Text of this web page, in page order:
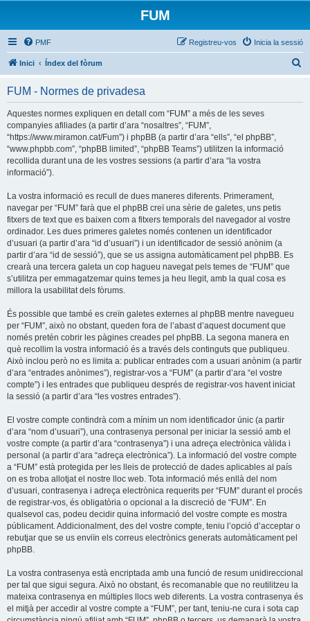
FUM
PMF Inicia la sessió
Registreu-vos
Inici Índex del fòrum
FUM - Normes de privadesa
Aquestes normes expliquen en detall com “FUM” a més de les seves
companyies afiliades (a partir d’ara “nosaltres”, “FUM”,
“https://www.miramon.cat/Fum”) i phpBB (a partir d’ara “ells”, “el phpBB”,
“www.phpbb.com”, “phpBB limited”, “phpBB Teams”) utilitzen la informació
recollida durant una de les vostres sessions (a partir d’ara “la vostra
informació”).
La vostra informació es recull de dues maneres diferents. Primerament,
navegar per “FUM” farà que el phpBB creï una sèrie de galetes, uns petis
fitxers de text que es baixen com a fitxers temporals del navegador al vostre
ordinador. Les dues primeres galetes només contenen un identificador
d’usuari (a partir d’ara “id d’usuari”) i un identificador de sessió anònim (a
partir d’ara “id de sessió”), que se us assigna automàticament pel phpBB. Es
crearà una tercera galeta un cop hagueu navegat pels temes de “FUM” que
s’utilitza per emmagatzemar quins temes ja heu llegit, amb la qual cosa es
millora la usabilitat dels fòrums.
És possible que també es creïn galetes externes al phpBB mentre navegueu
per “FUM”, això no obstant, queden fora de l’abast d’aquest document que
només pretén cobrir les pàgines creades pel phpBB. La segona manera en
què recollim la vostra informació és a través dels continguts que publiqueu.
Això inclou però no es limita a: publicar entrades com a usuari anònim (a partir
d’ara “entrades anònimes”), registrar-vos a “FUM” (a partir d’ara “el vostre
compte”) i les entrades que publiqueu després de registrar-vos havent iniciat
la sessió (a partir d’ara “les vostres entrades”).
El vostre compte contindrà com a mínim un nom identificador únic (a partir
d’ara “nom d’usuari”), una contrasenya personal per iniciar la sessió amb el
vostre compte (a partir d’ara “contrasenya”) i una adreça electrònica vàlida i
personal (a partir d’ara “adreça electrònica”). La informació del vostre compte
a “FUM” està protegida per les lleis de protecció de dades aplicables al país
on es troba allotjat el nostre lloc web. Tota informació més enllà del nom
d’usuari, contrasenya i adreça electrònica requerits per “FUM” durant el procés
de registrar-vos, és obligatòria o opcional a la discreció de “FUM”. En
qualsevol cas, podeu decidir quina informació del vostre compte es mostra
públicament. Addicionalment, des del vostre compte, teniu l’opció d’acceptar o
rebutjar que se us enviïn els correus electrònics generats automàticament pel
phpBB.
La vostra contrasenya està encriptada amb una funció de resum unidireccional
per tal que sigui segura. Això no obstant, és recomanable que no reutilitzeu la
mateixa contrasenya en múltiples llocs web diferents. La vostra contrasenya és
el mitjà per accedir al vostre compte a “FUM”, per tant, teniu-ne cura i sota cap